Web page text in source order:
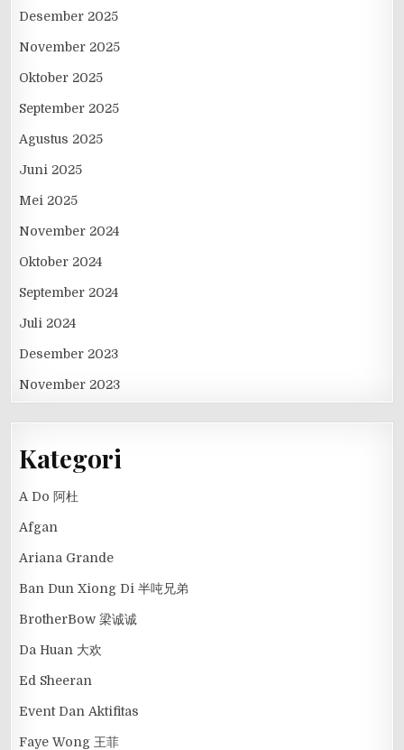
Desember 2025
November 2025
Oktober 2025
September 2025
Agustus 2025
Juni 2025
Mei 2025
November 2024
Oktober 2024
September 2024
Juli 2024
Desember 2023
November 2023
Kategori
A Do 阿杜
Afgan
Ariana Grande
Ban Dun Xiong Di 半吨兄弟
BrotherBow 梁诚诚
Da Huan 大欢
Ed Sheeran
Event Dan Aktifitas
Faye Wong 王菲